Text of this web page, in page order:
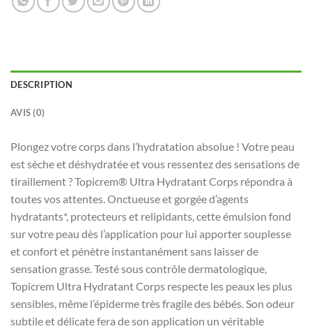
DESCRIPTION
AVIS (0)
Plongez votre corps dans l’hydratation absolue ! Votre peau
est sèche et déshydratée et vous ressentez des sensations de
tiraillement ? Topicrem® Ultra Hydratant Corps répondra à
toutes vos attentes. Onctueuse et gorgée d’agents
hydratants*, protecteurs et relipidants, cette émulsion fond
sur votre peau dès l’application pour lui apporter souplesse
et confort et pénètre instantanément sans laisser de
sensation grasse. Testé sous contrôle dermatologique,
Topicrem Ultra Hydratant Corps respecte les peaux les plus
sensibles, même l’épiderme très fragile des bébés. Son odeur
subtile et délicate fera de son application un véritable